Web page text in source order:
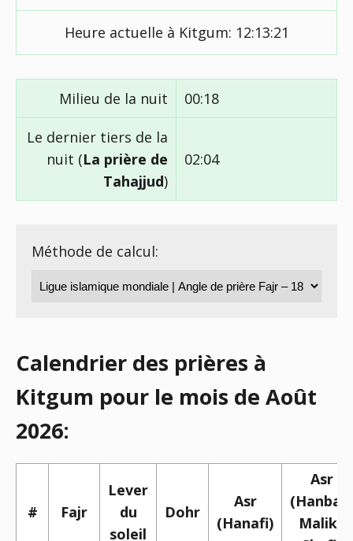
Heure actuelle à Kitgum: 12:13:21
Milieu de la nuit 00:18
Le dernier tiers de la
nuit (La prière de
Tahajjud)
02:04
Méthode de calcul:
Calendrier des prières à
Kitgum pour le mois de Août
2026:
# Fajr
Lever
du
soleil
Dohr
Asr
(Hanafi)
Asr
(Hanbali,
Maliki,